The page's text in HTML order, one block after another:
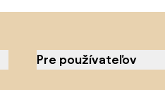
Pre používateľov